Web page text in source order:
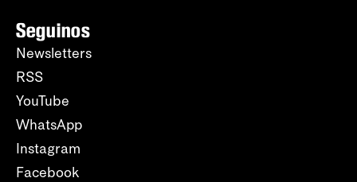
Seguinos
Newsletters
RSS
YouTube
WhatsApp
Instagram
Facebook